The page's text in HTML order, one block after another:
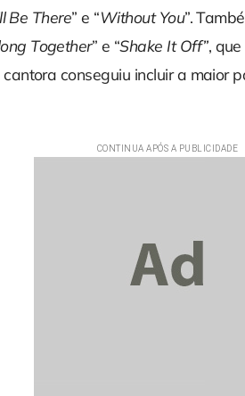
Be There” e “Without You”.
Together” e “Shake It Off”,
conseguiu incluir a maior